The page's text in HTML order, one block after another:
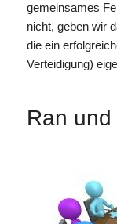
gemeinsames
nicht, geben wir
die ein
Verteidigung)
Ran